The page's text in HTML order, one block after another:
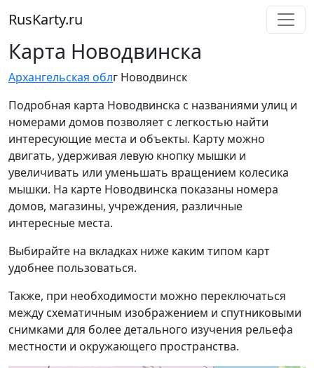
RusKarty.ru
Карта Новодвинска
Архангельская облг Новодвинск
Подробная карта Новодвинска с названиями улиц и
номерами домов позволяет с легкостью найти
интересующие места и объекты. Карту можно
двигать, удерживая левую кнопку мышки и
увеличивать или уменьшать вращением колесика
мышки. На карте Новодвинска показаны номера
домов, магазины, учреждения, различные
интересные места.
Выбирайте на вкладках ниже каким типом карт
удобнее пользоваться.
Также, при необходимости можно переключаться
между схематичным изображением и спутниковыми
снимками для более детального изучения рельефа
местности и окружающего пространства.